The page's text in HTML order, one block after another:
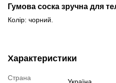
Гумова соска зручна для
Колір: чорний.
Характеристики
Страна